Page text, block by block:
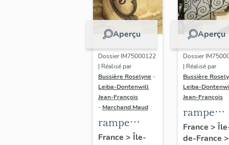
Aperçu
Dossier IM75000122
| Réalisé par
Bussière Roselyne -
Leiba-Dontenwill
Jean-François
- Marchand Maud
rampe
d'appui,
France > Île-
Aperçu
Dossier
| Réalisé par
Bussière
Leiba-
Jean-François
rampe
d'appui,
escalier
France >
de-France >